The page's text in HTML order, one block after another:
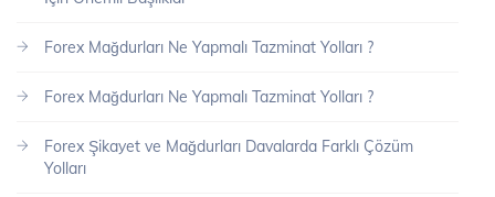
Forex Mağdurları Ne Yapmalı Tazminat Yolları ?
Forex Mağdurları Ne Yapmalı Tazminat Yolları ?
Forex Şikayet ve Mağdurları Davalarda Farklı Çözüm
Yolları